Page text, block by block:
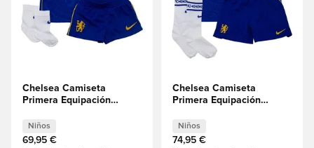
Chelsea Camiseta
Primera Equipación
Niños
Niños
69,95 €
Chelsea Camiseta
Primera Equipación
Niños
74,95 €